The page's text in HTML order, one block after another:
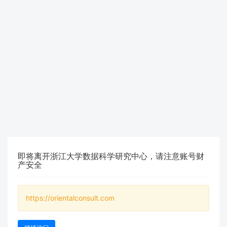
即将离开浙江大学数据科学研究中心，请注意账号财
产安全
https://orientalconsult.com